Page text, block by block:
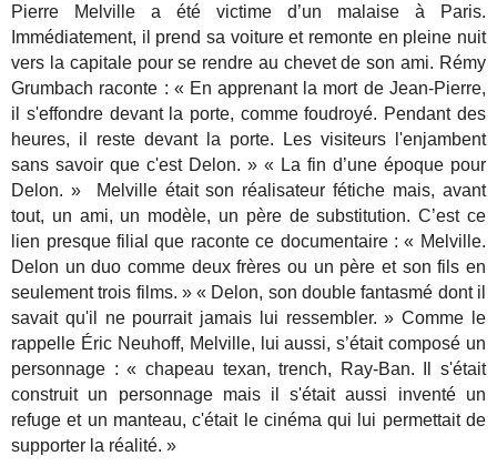
Pierre Melville a été victime d’un malaise à Paris.
Immédiatement, il prend sa voiture et remonte en pleine nuit
vers la capitale pour se rendre au chevet de son ami. Rémy
Grumbach raconte : « En apprenant la mort de Jean-Pierre,
il s'effondre devant la porte, comme foudroyé. Pendant des
heures, il reste devant la porte. Les visiteurs l'enjambent
sans savoir que c'est Delon. » « La fin d’une époque pour
Delon. » Melville était son réalisateur fétiche mais, avant
tout, un ami, un modèle, un père de substitution. C’est ce
lien presque filial que raconte ce documentaire : « Melville.
Delon un duo comme deux frères ou un père et son fils en
seulement trois films. » « Delon, son double fantasmé dont il
savait qu'il ne pourrait jamais lui ressembler. » Comme le
rappelle Éric Neuhoff, Melville, lui aussi, s’était composé un
personnage : « chapeau texan, trench, Ray-Ban. Il s'était
construit un personnage mais il s'était aussi inventé un
refuge et un manteau, c'était le cinéma qui lui permettait de
supporter la réalité. »